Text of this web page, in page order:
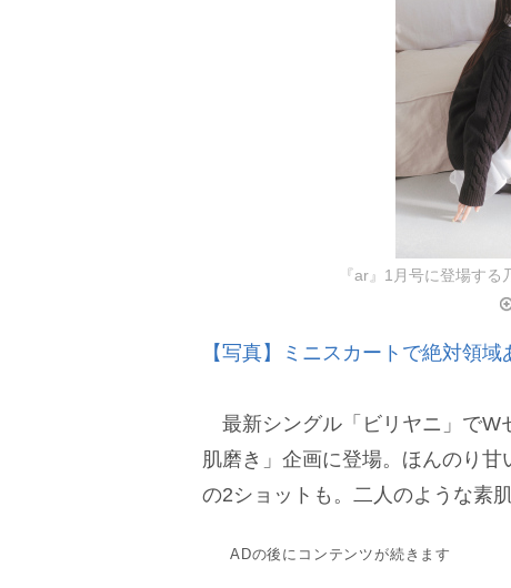
『ar』1月号に登場す
【写真】ミニスカートで絶対領域
最新シングル「ビリヤニ」でW
肌磨き」企画に登場。ほんのり
の2ショットも。二人のような素
ADの後にコンテンツが続きます